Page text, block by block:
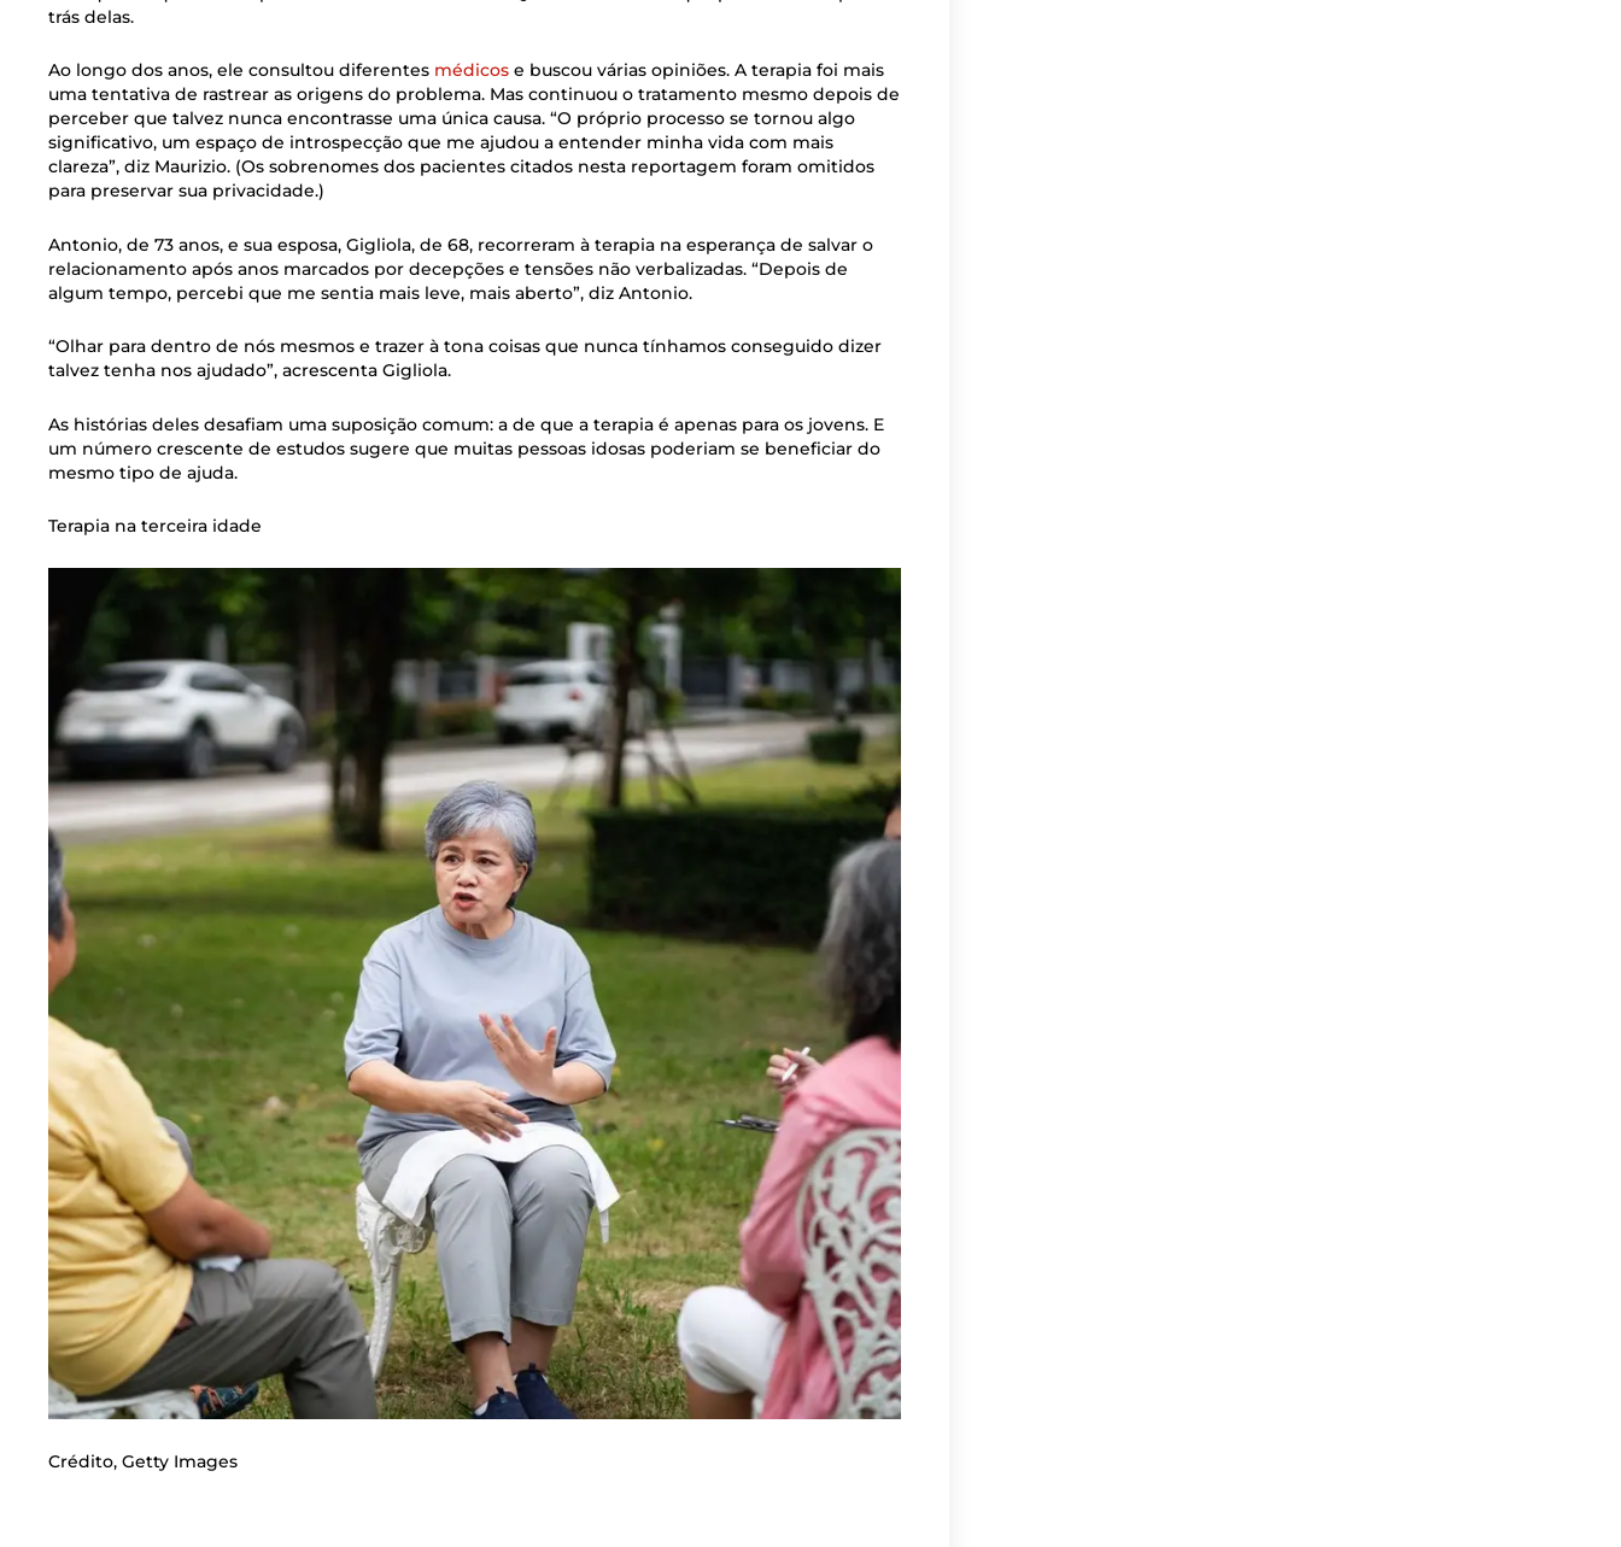
trás delas.
Ao longo dos anos, ele consultou diferentes médicos e buscou várias opiniões. A terapia foi mais
uma tentativa de rastrear as origens do problema. Mas continuou o tratamento mesmo depois de
perceber que talvez nunca encontrasse uma única causa. “O próprio processo se tornou algo
significativo, um espaço de introspecção que me ajudou a entender minha vida com mais
clareza”, diz Maurizio. (Os sobrenomes dos pacientes citados nesta reportagem foram omitidos
para preservar sua privacidade.)
Antonio, de 73 anos, e sua esposa, Gigliola, de 68, recorreram à terapia na esperança de salvar o
relacionamento após anos marcados por decepções e tensões não verbalizadas. “Depois de
algum tempo, percebi que me sentia mais leve, mais aberto”, diz Antonio.
“Olhar para dentro de nós mesmos e trazer à tona coisas que nunca tínhamos conseguido dizer
talvez tenha nos ajudado”, acrescenta Gigliola.
As histórias deles desafiam uma suposição comum: a de que a terapia é apenas para os jovens. E
um número crescente de estudos sugere que muitas pessoas idosas poderiam se beneficiar do
mesmo tipo de ajuda.
Terapia na terceira idade
Crédito, Getty Images